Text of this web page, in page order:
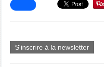
S'inscrire à la newsletter